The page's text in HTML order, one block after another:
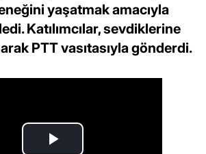
yaşatmak amacıyla
Katılımcılar, sevdiklerine
PTT vasıtasıyla gönderdi.